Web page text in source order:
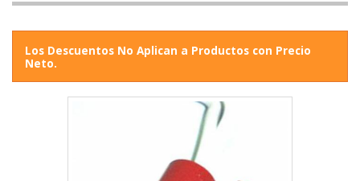
Los Descuentos No Aplican a Productos con Precio
Neto.